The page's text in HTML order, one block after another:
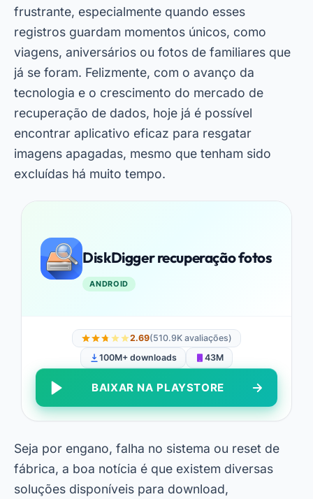
frustrante, especialmente quando esses
registros guardam momentos únicos, como
viagens, aniversários ou fotos de familiares que
já se foram. Felizmente, com o avanço da
tecnologia e o crescimento do mercado de
recuperação de dados, hoje já é possível
encontrar aplicativo eficaz para resgatar
imagens apagadas, mesmo que tenham sido
excluídas há muito tempo.
DiskDigger recuperação fotos
ANDROID
2.69(510.9K avaliações)
100M+ downloads
43M
BAIXAR NA PLAYSTORE
Seja por engano, falha no sistema ou reset de
fábrica, a boa notícia é que existem diversas
soluções disponíveis para download,